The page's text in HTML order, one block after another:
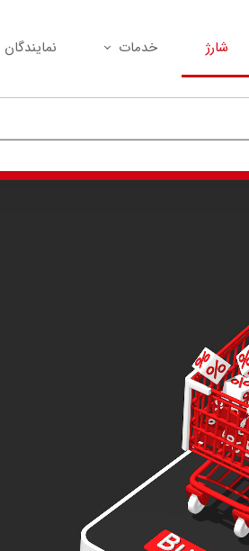
شارژ خدمات
خرید انواع مودم کارکرده
پیامک انبوه
نمایندگان